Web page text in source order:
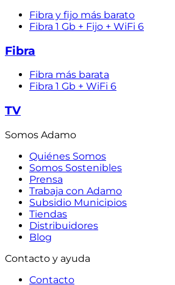
Fibra y fijo más barato
Fibra 1 Gb + Fijo + WiFi 6
Fibra
Fibra más barata
Fibra 1 Gb + WiFi 6
TV
Somos Adamo
Quiénes Somos
Somos Sostenibles
Prensa
Trabaja con Adamo
Subsidio Municipios
Tiendas
Distribuidores
Blog
Contacto y ayuda
Contacto